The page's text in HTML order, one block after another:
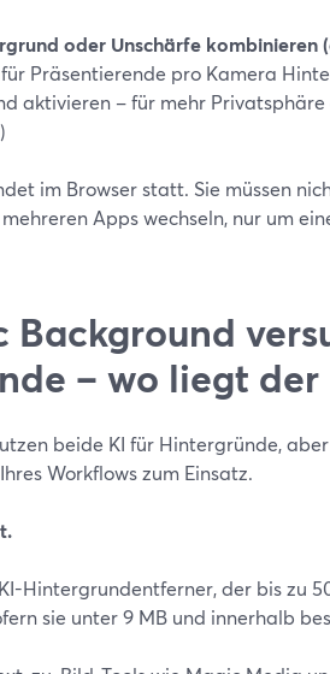
oder Unschärfe kombinieren
Präsentierende pro Kamera
aktivieren – für mehr Privatsphäre
)
im Browser statt. Sie müssen
Apps wechseln, nur um
Background
– wo liegt der
beide KI für Hintergründe,
Workflows zum Einsatz.
Hintergrundentferner, der bis zu
sie unter 9 MB und innerhalb